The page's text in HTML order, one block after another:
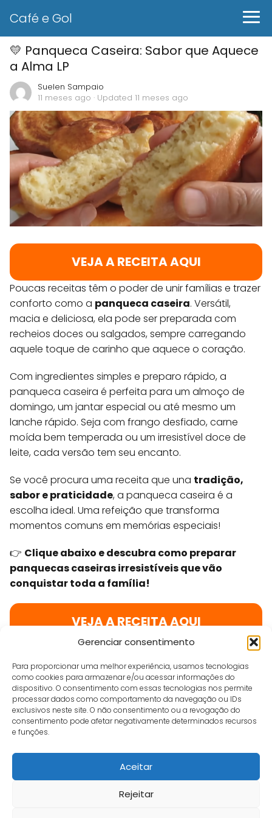
Gerenciar consentimento
Para proporcionar uma melhor experiência, usamos tecnologias
como cookies para armazenar e/ou acessar informações do
dispositivo. O consentimento com essas tecnologias nos permite
processar dados como comportamento da navegação ou IDs
exclusivos neste site. O não consentimento ou a revogação do
consentimento pode afetar negativamente determinados recursos
e funções.
Aceitar
Rejeitar
Café e Gol
💛 Panqueca Caseira: Sabor que Aquece
a Alma LP
Suelen Sampaio
11 meses ago · Updated 11 meses ago
VEJA A RECEITA AQUI
Poucas receitas têm o poder de unir famílias e trazer
conforto como a panqueca caseira. Versátil,
macia e deliciosa, ela pode ser preparada com
recheios doces ou salgados, sempre carregando
aquele toque de carinho que aquece o coração.
Com ingredientes simples e preparo rápido, a
panqueca caseira é perfeita para um almoço de
domingo, um jantar especial ou até mesmo um
lanche rápido. Seja com frango desfiado, carne
moída bem temperada ou um irresistível doce de
leite, cada versão tem seu encanto.
Se você procura uma receita que una tradição,
sabor e praticidade, a panqueca caseira é a
escolha ideal. Uma refeição que transforma
momentos comuns em memórias especiais!
👉 Clique abaixo e descubra como preparar
panquecas caseiras irresistíveis que vão
conquistar toda a família!
VEJA A RECEITA AQUI
Suelen Sampaio
💛 Panqueca Caseira: Sabor que Aquece a Alma LP
Política de Privacidade